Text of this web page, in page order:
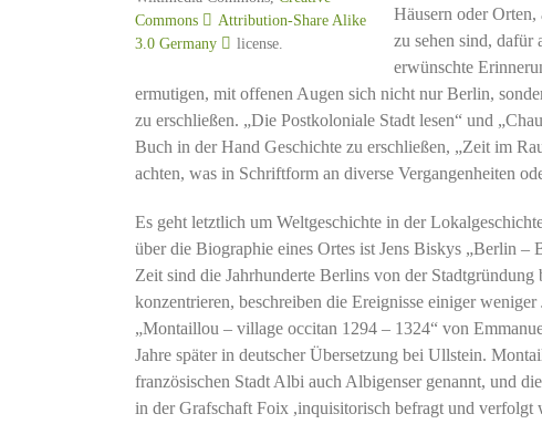
Commons
Attribution-Share Alike
3.0 Germany
license.
Häusern oder
zu sehen sind, dafür
erwünschte
ermutigen, mit offenen Augen sich nicht nur Berlin,
zu erschließen. „Die Postkoloniale Stadt lesen“ und
Buch in der Hand Geschichte zu erschließen, „Zeit im
achten, was in Schriftform an diverse Vergangenheiten
Es geht letztlich um Weltgeschichte in der
über die Biographie eines Ortes ist Jens Biskys „Berlin
Zeit sind die Jahrhunderte Berlins von der
konzentrieren, beschreiben die Ereignisse einiger
„Montaillou – village occitan 1294 – 1324“ von
Jahre später in deutscher Übersetzung bei Ullstein.
französischen Stadt Albi auch Albigenser genannt, und
in der Grafschaft Foix ,inquisitorisch befragt und